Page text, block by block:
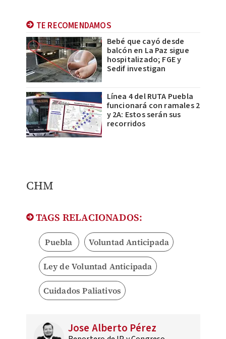
TE RECOMENDAMOS
Bebé que cayó desde
balcón en La Paz sigue
hospitalizado; FGE y
Sedif investigan
Línea 4 del RUTA Puebla
funcionará con ramales 2
y 2A: Estos serán sus
recorridos
CHM
TAGS RELACIONADOS:
Puebla Voluntad Anticipada
Ley de Voluntad Anticipada
Cuidados Paliativos
Jose Alberto Pérez